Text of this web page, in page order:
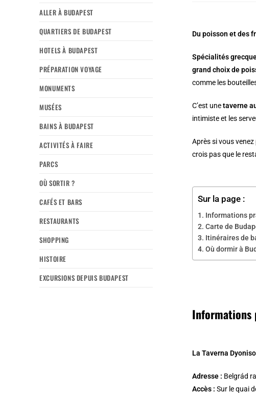
ALLER À BUDAPEST
QUARTIERS DE BUDAPEST
HOTELS À BUDAPEST
PRÉPARATION VOYAGE
MONUMENTS
MUSÉES
BAINS À BUDAPEST
ACTIVITÉS À FAIRE
PARCS
OÙ SORTIR ?
CAFÉS ET BARS
RESTAURANTS
SHOPPING
HISTOIRE
EXCURSIONS DEPUIS BUDAPEST
Du poisson et des
Spécialités
grand choix de
comme les
C’est unetaverne
intimiste et les
Après si vous
crois pas que le
Sur la page :
Informations
Carte de
Itinéraires de
Où dormir à
Informations
La Taverna
Adresse : Belgrád
Accès : Sur le quai